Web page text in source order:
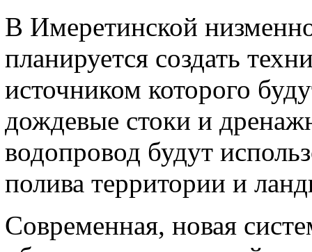
В Имеретинской
планируется создать
источником которого
дождевые стоки и
водопровод будут
полива территории и
Современная, новая